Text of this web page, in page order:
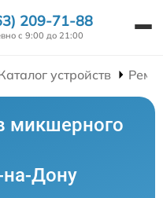
209-71-88
с 9:00 до 21:00
устройств
микшерного
на-Дону